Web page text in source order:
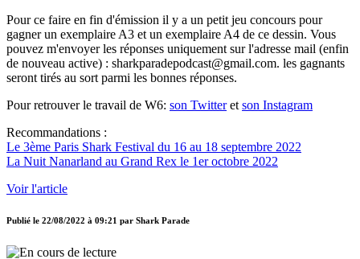
Pour ce faire en fin d'émission il y a un petit jeu concours pour
gagner un exemplaire A3 et un exemplaire A4 de ce dessin. Vous
pouvez m'envoyer les réponses uniquement sur l'adresse mail (enfin
de nouveau active) : sharkparadepodcast@gmail.com. les gagnants
seront tirés au sort parmi les bonnes réponses.
Pour retrouver le travail de W6: son Twitteret son Instagram
Recommandations :
Le 3ème Paris Shark Festival du 16 au 18 septembre 2022
La Nuit Nanarland au Grand Rex le 1er octobre 2022
Voir l'article
Publié le 22/08/2022 à 09:21 par Shark Parade